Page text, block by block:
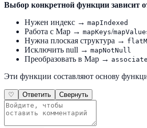
Выбор конкретной функции зависит
Нужен индекс → mapIndexed
Работа с Map → mapKeys/
Нужна плоская структура →
Исключить null → mapNotNull
Преобразовать в Map →
Эти функции составляют основу
♡ Ответить Свернуть